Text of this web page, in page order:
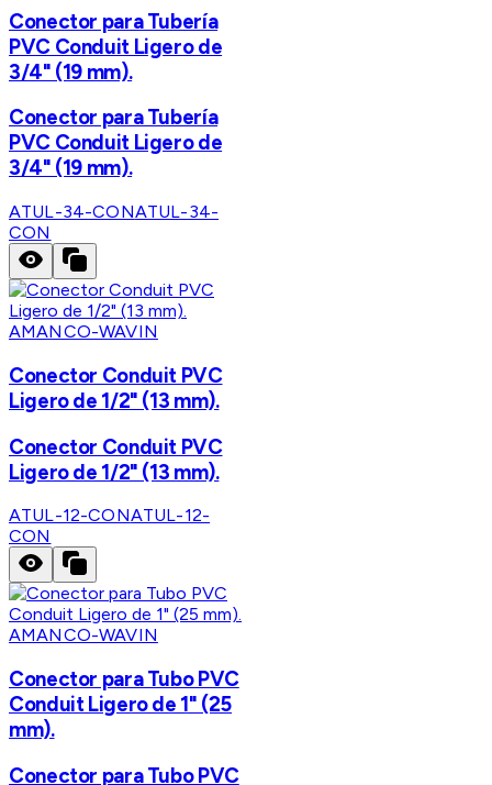
Conector para Tubería
PVC Conduit Ligero de
3/4" (19 mm).
Conector para Tubería
PVC Conduit Ligero de
3/4" (19 mm).
ATUL-34-CONATUL-34-
CON
AMANCO-WAVIN
Conector Conduit PVC
Ligero de 1/2" (13 mm).
Conector Conduit PVC
Ligero de 1/2" (13 mm).
ATUL-12-CONATUL-12-
CON
AMANCO-WAVIN
Conector para Tubo PVC
Conduit Ligero de 1" (25
mm).
Conector para Tubo PVC